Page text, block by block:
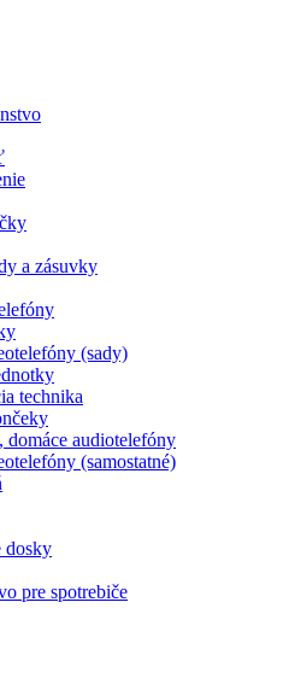
a zásuvky
(sady)
technika
domáce audiotelefóny
(samostatné)
dosky
pre spotrebiče